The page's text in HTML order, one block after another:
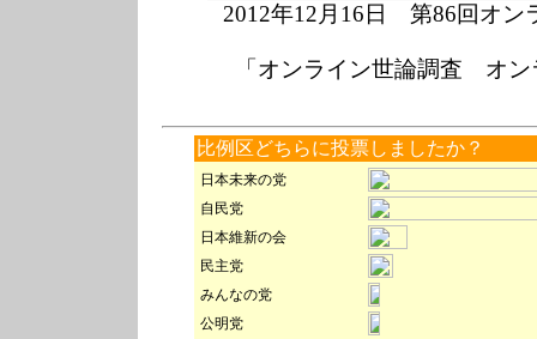
2012年1 2月16 日 第86回オン
「オンライン世論調査 オ
比例区どちらに投票しましたか？
日本未来の党
自民党
日本維新の会
民主党
みんなの党
公明党